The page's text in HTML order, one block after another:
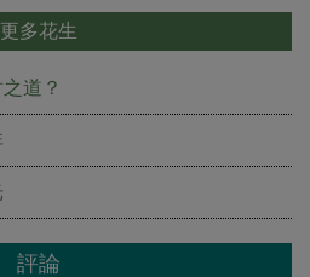
更多花生
道？
評論